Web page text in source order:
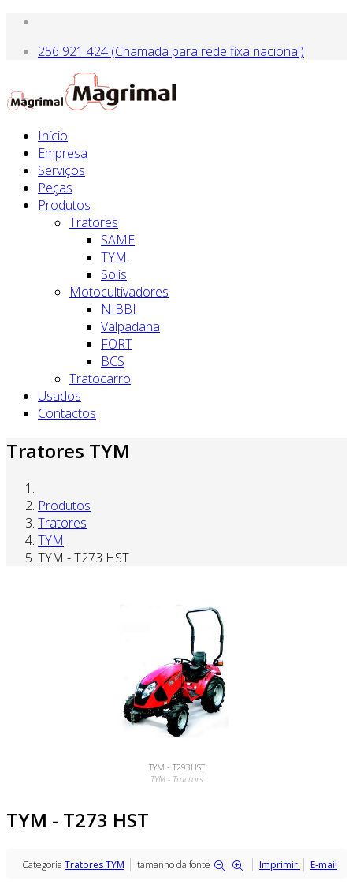
256 921 424 (Chamada para rede fixa nacional)
Início
Empresa
Serviços
Peças
Produtos
Tratores
SAME
TYM
Solis
Motocultivadores
NIBBI
Valpadana
FORT
BCS
Tratocarro
Usados
Contactos
Tratores TYM
Produtos
Tratores
TYM
TYM - T273 HST
TYM - T293HST
TYM - Tractors
TYM - T273 HST
Categoria Tratores TYM tamanho da fonte Imprimir E-mail